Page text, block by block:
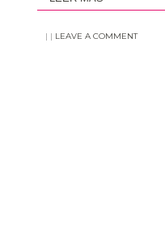
| | LEAVE A COMMENT